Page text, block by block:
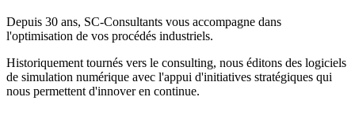
Depuis 30 ans, SC-Consultants vous accompagne dans
l'optimisation de vos procédés industriels.
Historiquement tournés vers le consulting, nous éditons des logiciels
de simulation numérique avec l'appui d'initiatives stratégiques qui
nous permettent d'innover en continue.